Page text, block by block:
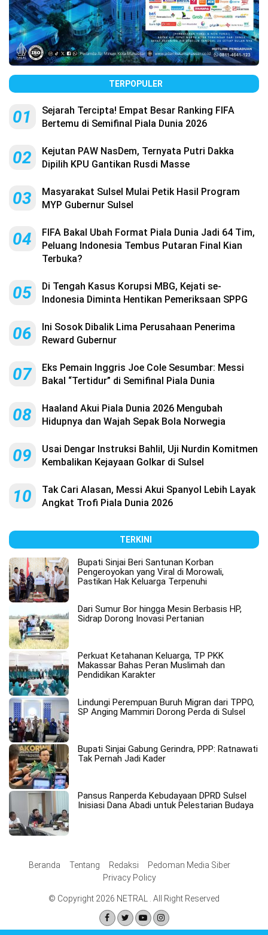
TERPOPULER
01
Sejarah Tercipta! Empat Besar Ranking FIFA
Bertemu di Semifinal Piala Dunia 2026
02
Kejutan PAW NasDem, Ternyata Putri Dakka
Dipilih KPU Gantikan Rusdi Masse
03
Masyarakat Sulsel Mulai Petik Hasil Program
MYP Gubernur Sulsel
04
FIFA Bakal Ubah Format Piala Dunia Jadi 64 Tim,
Peluang Indonesia Tembus Putaran Final Kian
Terbuka?
05
Di Tengah Kasus Korupsi MBG, Kejati se-
Indonesia Diminta Hentikan Pemeriksaan SPPG
06
Ini Sosok Dibalik Lima Perusahaan Penerima
Reward Gubernur
07
Eks Pemain Inggris Joe Cole Sesumbar: Messi
Bakal “Tertidur” di Semifinal Piala Dunia
08
Haaland Akui Piala Dunia 2026 Mengubah
Hidupnya dan Wajah Sepak Bola Norwegia
09
Usai Dengar Instruksi Bahlil, Uji Nurdin Komitmen
Kembalikan Kejayaan Golkar di Sulsel
10
Tak Cari Alasan, Messi Akui Spanyol Lebih Layak
Angkat Trofi Piala Dunia 2026
TERKINI
Bupati Sinjai Beri Santunan Korban
Pengeroyokan yang Viral di Morowali,
Pastikan Hak Keluarga Terpenuhi
Dari Sumur Bor hingga Mesin Berbasis HP,
Sidrap Dorong Inovasi Pertanian
Perkuat Ketahanan Keluarga, TP PKK
Makassar Bahas Peran Muslimah dan
Pendidikan Karakter
Lindungi Perempuan Buruh Migran dari TPPO,
SP Anging Mammiri Dorong Perda di Sulsel
Bupati Sinjai Gabung Gerindra, PPP: Ratnawati
Tak Pernah Jadi Kader
Pansus Ranperda Kebudayaan DPRD Sulsel
Inisiasi Dana Abadi untuk Pelestarian Budaya
Beranda Tentang Redaksi
Pedoman Media Siber
Privacy Policy
© Copyright 2026 NETRAL . All Right Reserved